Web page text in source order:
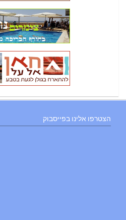
הצטרפו אלינו בפייסבוק